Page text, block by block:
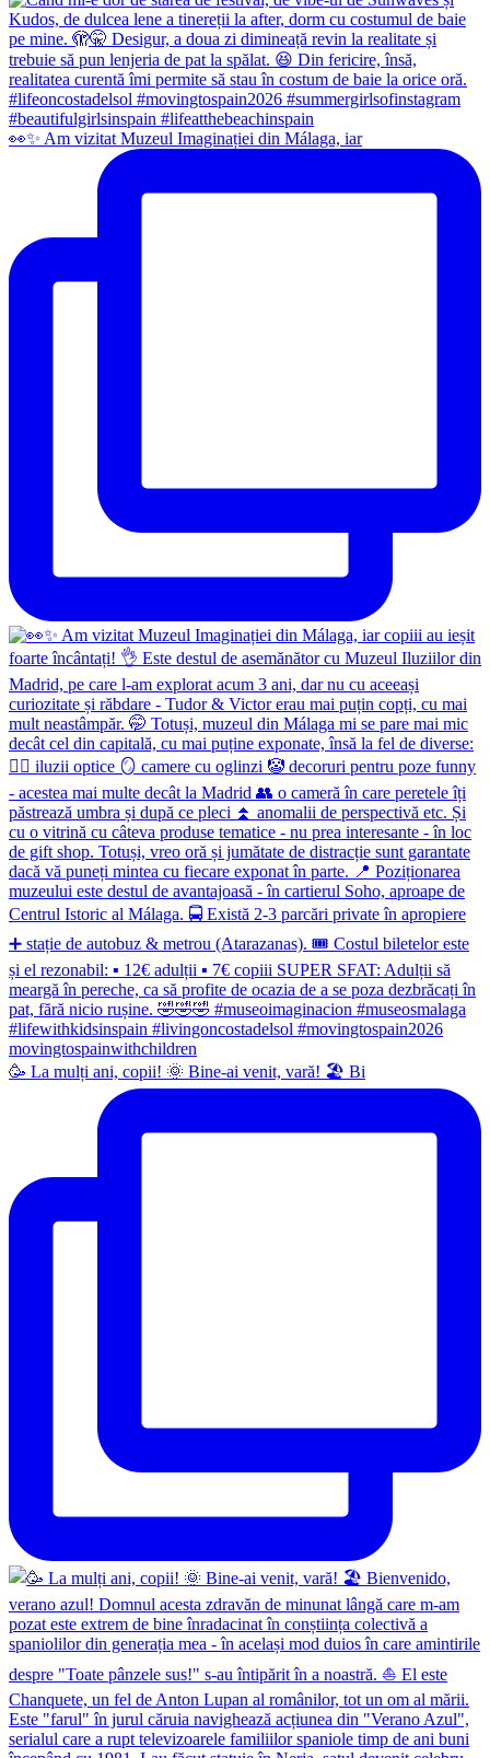
👀✨️ Am vizitat Muzeul Imaginației din Málaga, iar
🥳 La mulți ani, copii! 🌞 Bine-ai venit, vară! 🏖 Bi